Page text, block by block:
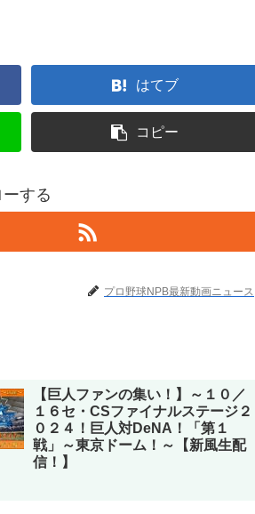
はてブ
コピー
する
プロ野球NPB最新動画ニュース
【巨人ファンの集い！】～１０／
１６セ・CSファイナルステージ２
０２４！巨人対DeNA！「第１
戦」～東京ドーム！～【新風生配
信！】